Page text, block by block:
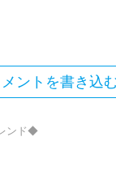
メントを書き込
ンド◆